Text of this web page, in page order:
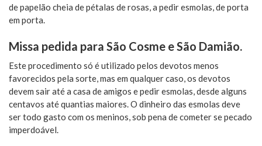
de papelão cheia de pétalas de rosas, a pedir esmolas, de porta
em porta.
Missa pedida para São Cosme e São Damião.
Este procedimento só é utilizado pelos devotos menos
favorecidos pela sorte, mas em qualquer caso, os devotos
devem sair até a casa de amigos e pedir esmolas, desde alguns
centavos até quantias maiores. O dinheiro das esmolas deve
ser todo gasto com os meninos, sob pena de cometer se pecado
imperdoável.